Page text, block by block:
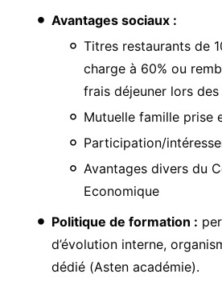
Avantages sociaux :
Titres restaurants de
charge à 60% ou
frais déjeuner lors
Mutuelle famille prise
Participation/
Avantages divers du
Economique
Politique de formation :
d’évolution interne,
dédié (Asten académie).